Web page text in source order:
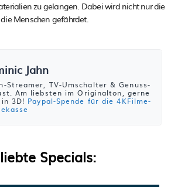
zu gelangen. Dabei wird nicht nur die
Menschen gefährdet.
Jahn
Streamer, TV-Umschalter & Genuss-
Am liebsten im Originalton, gerne
3D! Paypal-Spende für die 4KFilme-
Specials: